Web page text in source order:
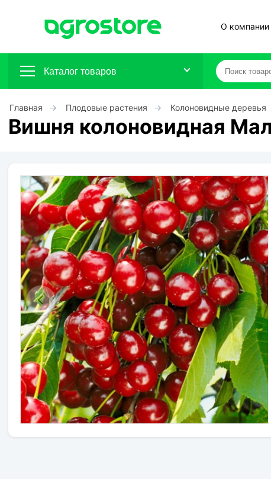
О компании
Каталог товаров
Плодовые кустарники
Декоративные растения
Цветы
Травы
Овощи (на посадку)
Штамбовые ягодные кусты
Семена
Удобрения
Главная Плодовые растения Колоновидные деревья
Вишня колоновидная